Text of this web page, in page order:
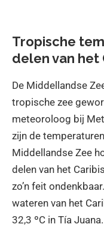
Tropische
delen van het
De Middellandse
tropische zee
meteoroloog bij
zijn de
Middellandse Zee
delen van het
zo’n feit
wateren van het
32,3 ºC in Tía Juana.